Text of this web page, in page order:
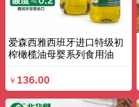
爱森西雅西班牙进口特级初
榨橄榄油母婴系列食用油
￥ 136.00